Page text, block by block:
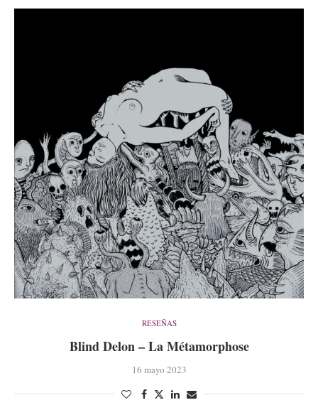
RESEÑAS
Blind Delon – La Métamorphose
16 mayo 2023